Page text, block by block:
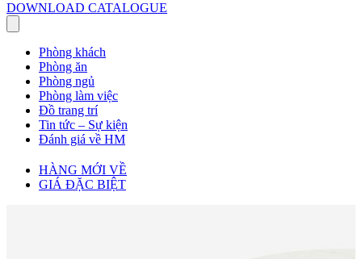
DOWNLOAD CATALOGUE
Phòng khách
Phòng ăn
Phòng ngủ
Phòng làm việc
Đồ trang trí
Tin tức – Sự kiện
Đánh giá về HM
HÀNG MỚI VỀ
GIÁ ĐẶC BIỆT